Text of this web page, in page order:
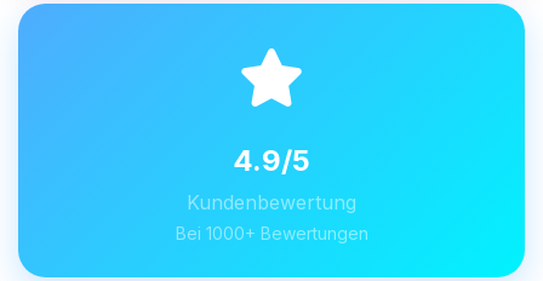
4.9/5
Kundenbewertung
Bei 1000+ Bewertungen